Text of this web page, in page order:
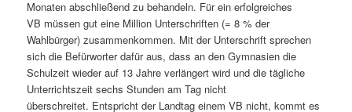
Monaten abschließend zu behandeln. Für ein erfolgreiches
VB müssen gut eine Million Unterschriften (= 8 % der
Wahlbürger) zusammenkommen. Mit der Unterschrift sprechen
sich die Befürworter dafür aus, dass an den Gymnasien die
Schulzeit wieder auf 13 Jahre verlängert wird und die tägliche
Unterrichtszeit sechs Stunden am Tag nicht
überschreitet. Entspricht der Landtag einem VB nicht, kommt es